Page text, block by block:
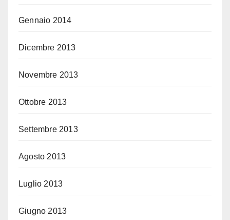
Gennaio 2014
Dicembre 2013
Novembre 2013
Ottobre 2013
Settembre 2013
Agosto 2013
Luglio 2013
Giugno 2013